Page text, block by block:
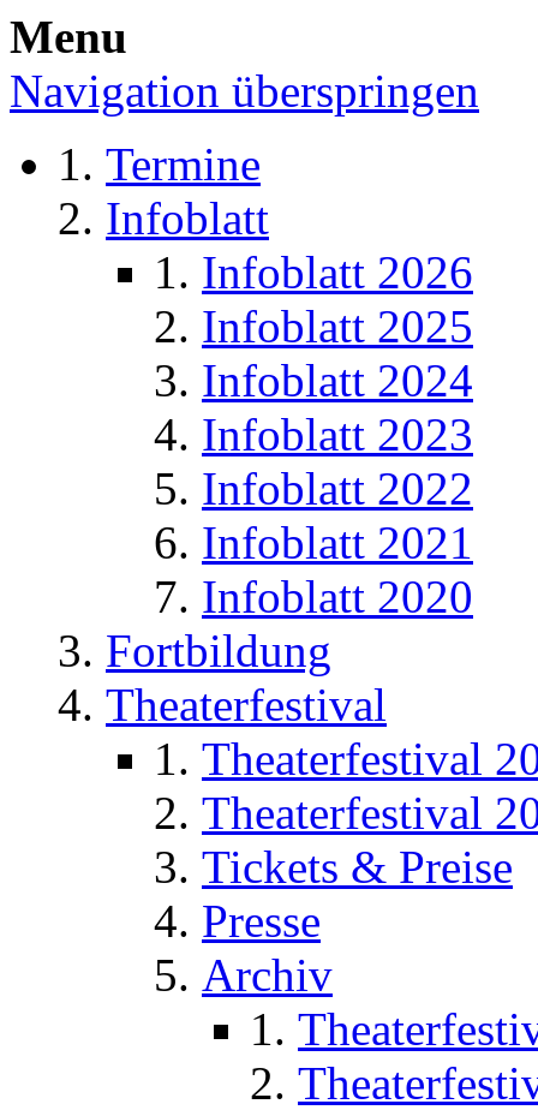
Menu
Navigation überspringen
Termine
Infoblatt
Infoblatt 2026
Infoblatt 2025
Infoblatt 2024
Infoblatt 2023
Infoblatt 2022
Infoblatt 2021
Infoblatt 2020
Fortbildung
Theaterfestival
Theaterfestival
Theaterfestival
Tickets & Preise
Presse
Archiv